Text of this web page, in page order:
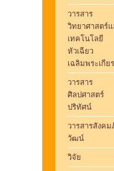
วารสาร
วิทยาศาสตร์แ
เทคโนโลยี
หัวเฉียว
เฉลิมพระเกีย
วารสาร
ศิลปศาสตร์
ปริทัศน์
วารสารสังคม
วัฒน์
วิจัย